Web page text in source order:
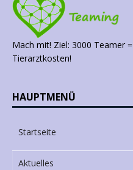
Mach mit! Ziel: 3000 Teamer
Tierarztkosten!
HAUPTMENÜ
Startseite
Aktuelles